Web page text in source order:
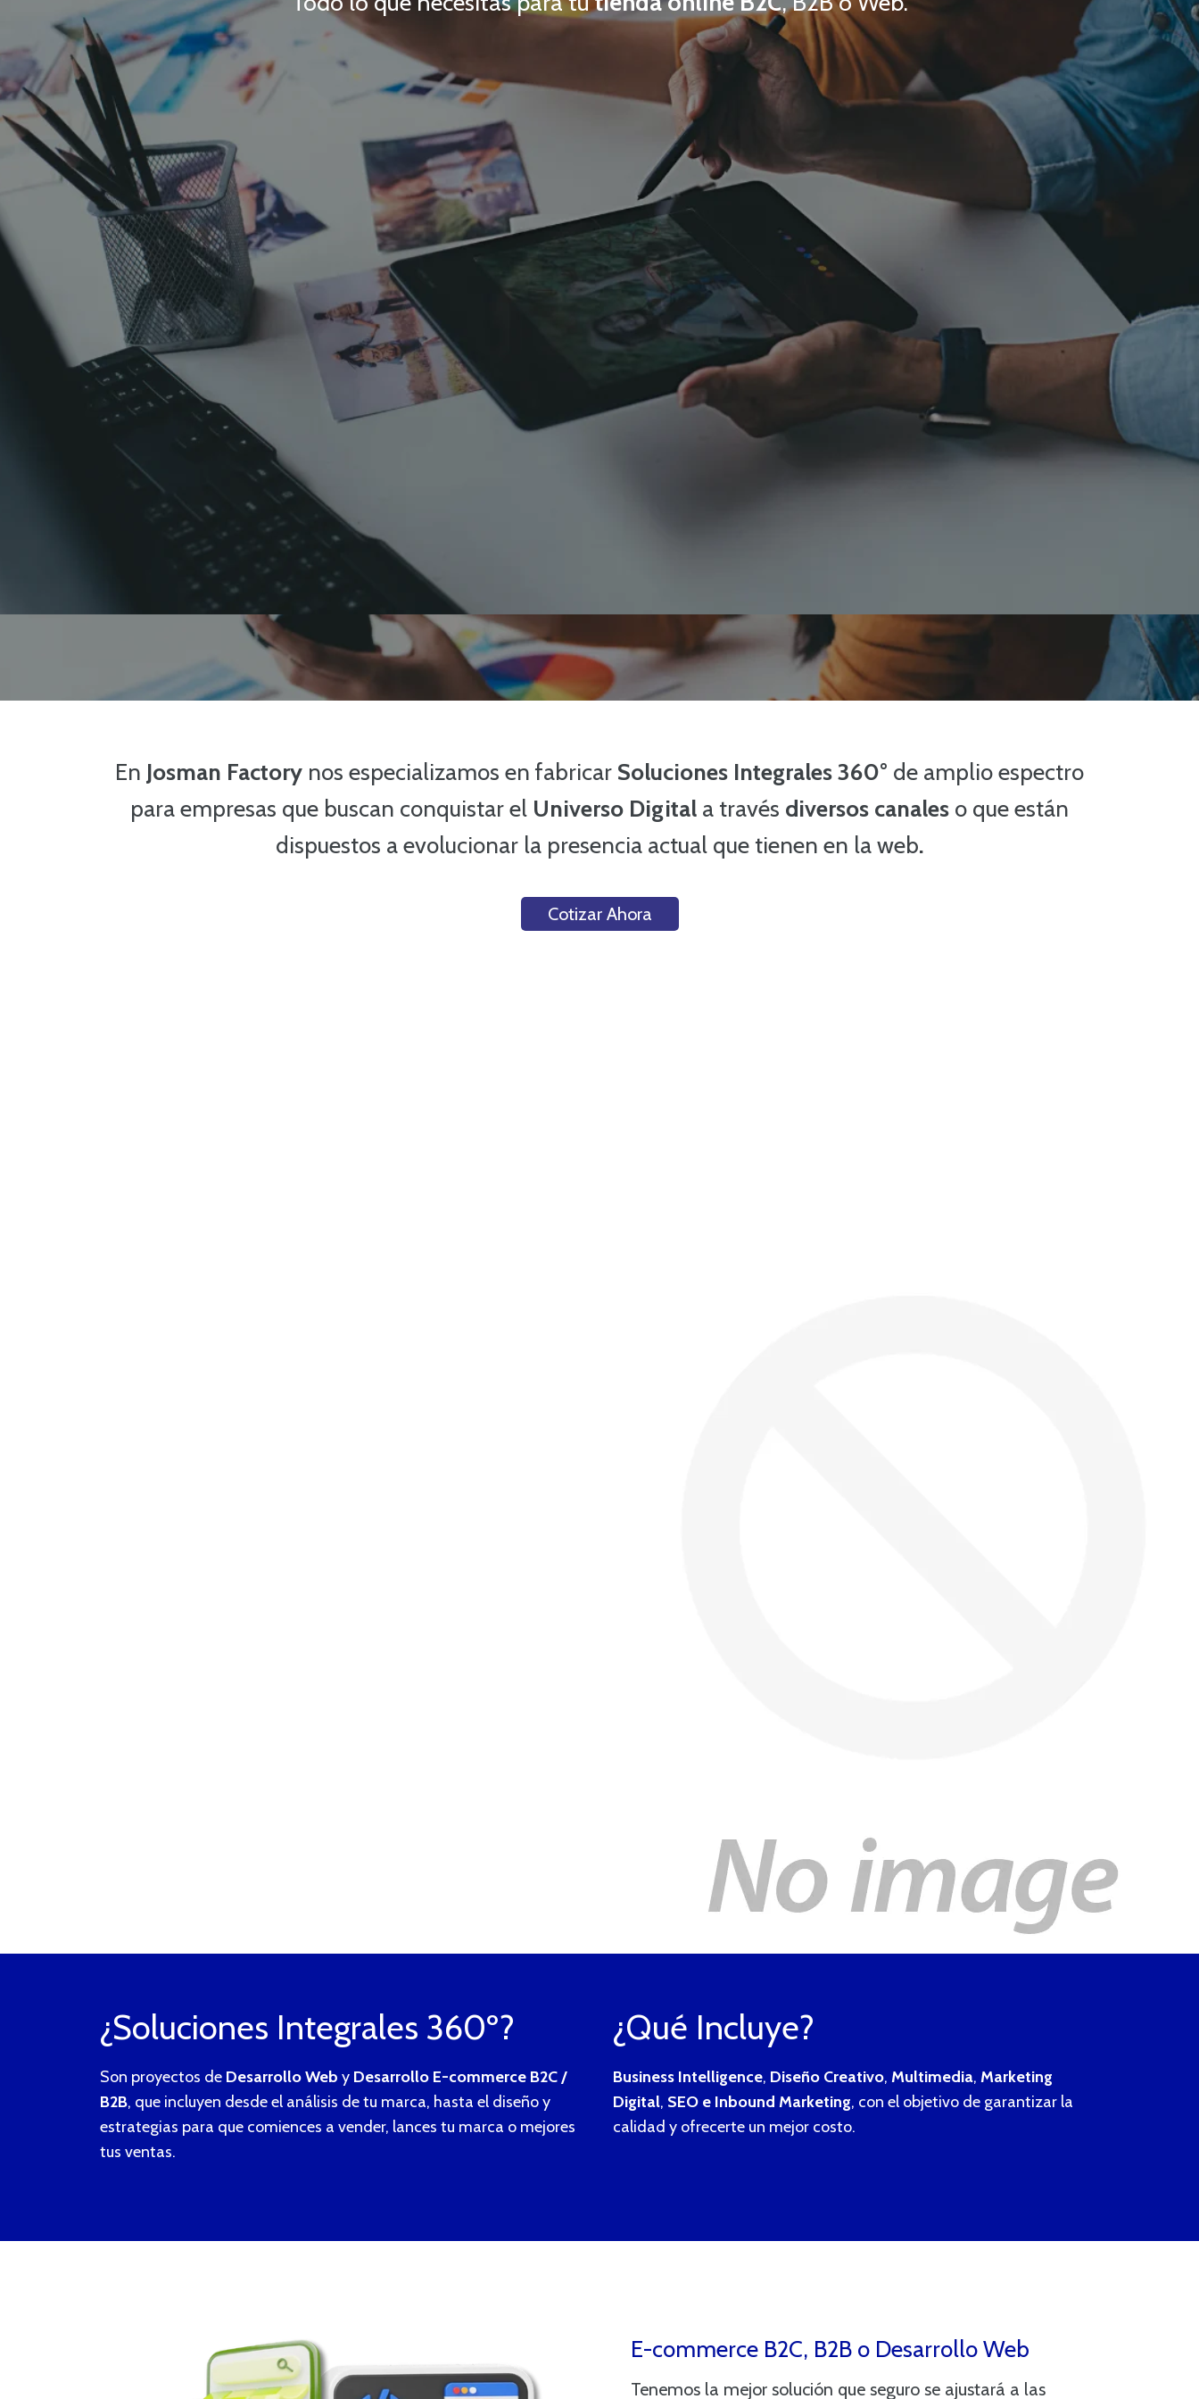
En Josman Factory nos especializamos en fabricar Soluciones Integrales 360° de amplio espectro
para empresas que buscan conquistar el Universo Digital a través diversos canales o que están
dispuestos a evolucionar la presencia actual que tienen en la web.
Cotizar Ahora
¿Soluciones Integrales 360º?
Son proyectos de Desarrollo Web y Desarrollo E-commerce B2C /
B2B, que incluyen desde el análisis de tu marca, hasta el diseño y
estrategias para que comiences a vender, lances tu marca o mejores
tus ventas.
¿Qué Incluye?
Business Intelligence, Diseño Creativo, Multimedia, Marketing
Digital, SEO e Inbound Marketing, con el objetivo de garantizar la
calidad y ofrecerte un mejor costo.
E-commerce B2C, B2B o Desarrollo Web
Tenemos la mejor solución que seguro se ajustará a las